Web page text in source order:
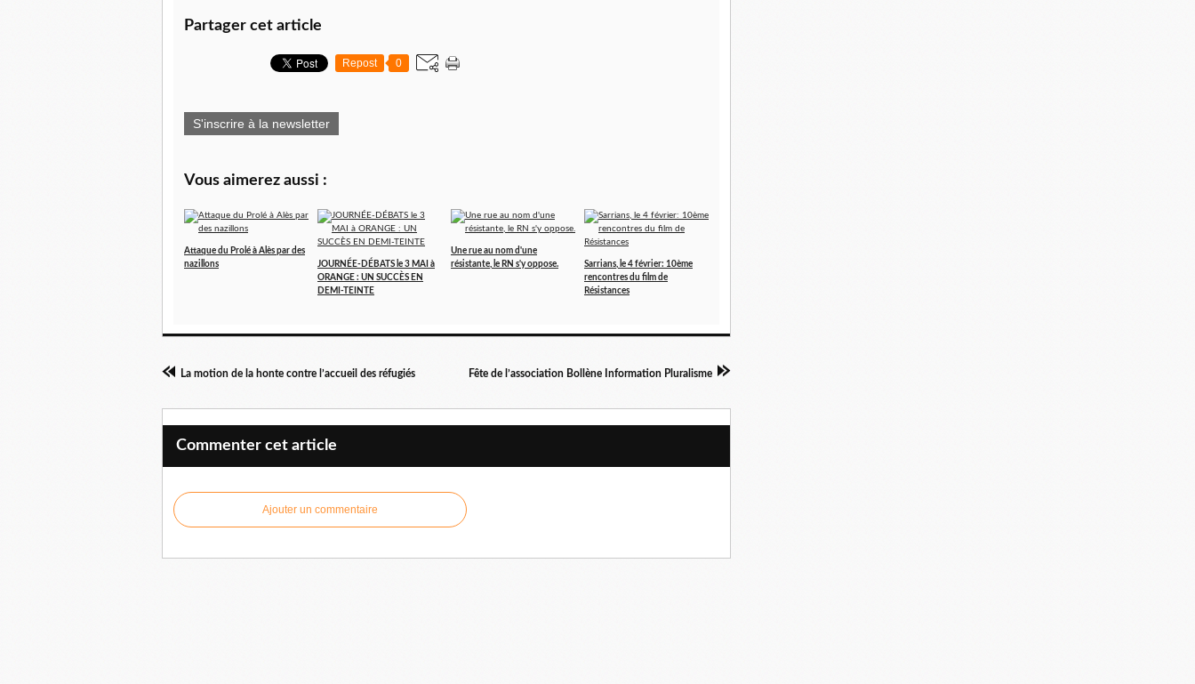
Partager cet article
Repost 0
S'inscrire à la newsletter
Vous aimerez aussi :
Attaque du Prolé à Alès par des
nazillons
JOURNÉE-DÉBATS le 3 MAI à
ORANGE : UN SUCCÈS EN
DEMI-TEINTE
Une rue au nom d'une
résistante, le RN s'y oppose.
Sarrians, le 4 février: 10ème
rencontres du film de
Résistances
La motion de la honte contre l’accueil des réfugiés Fête de l’association Bollène Information Pluralisme
Commenter cet article
Ajouter un commentaire